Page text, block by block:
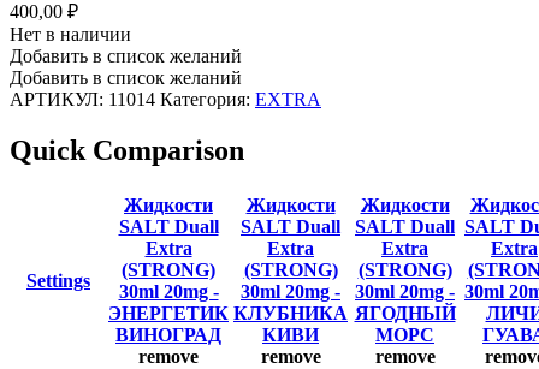
400,00 ₽
Нет в наличии
Добавить в список желаний
Добавить в список желаний
АРТИКУЛ: 11014 Категория: EXTRA
Quick Comparison
Settings
Жидкости
SALT Duall
Extra
(STRONG)
30ml 20mg -
ЭНЕРГЕТИК
ВИНОГРАД
remove
Жидкости
SALT Duall
Extra
(STRONG)
30ml 20mg -
КЛУБНИКА
КИВИ
remove
Жидкости
SALT Duall
Extra
(STRONG)
30ml 20mg -
ЯГОДНЫЙ
МОРС
remove
SALT
Extra
30ml